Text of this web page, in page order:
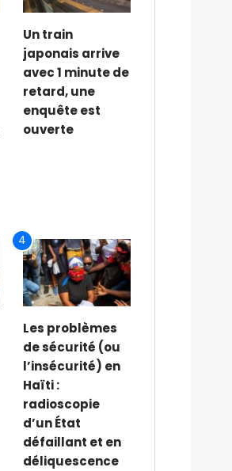
Un train
japonais arrive
avec 1 minute de
retard, une
enquête est
ouverte
4
Les problèmes
de sécurité (ou
l’insécurité) en
Haïti :
radioscopie
d’un État
défaillant et en
déliquescence